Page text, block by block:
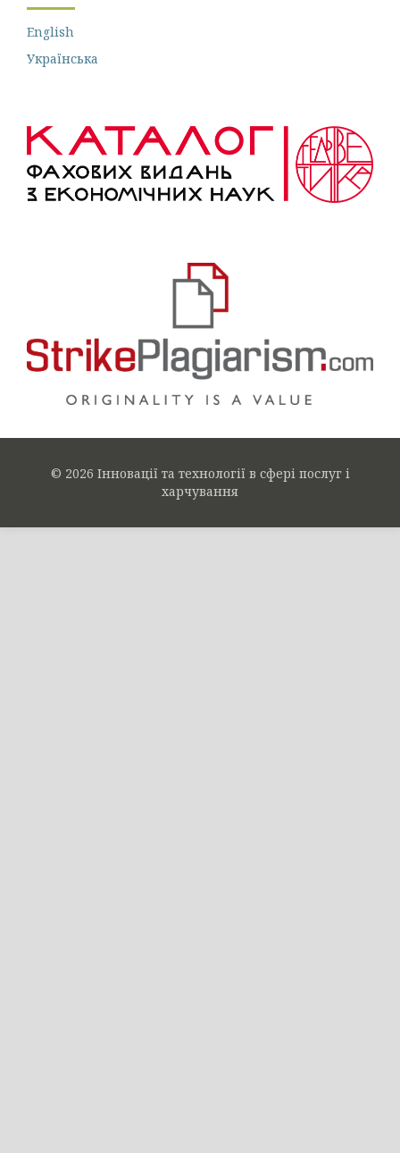
English
Українська
© 2026 Інновації та технології в сфері послуг і
харчування